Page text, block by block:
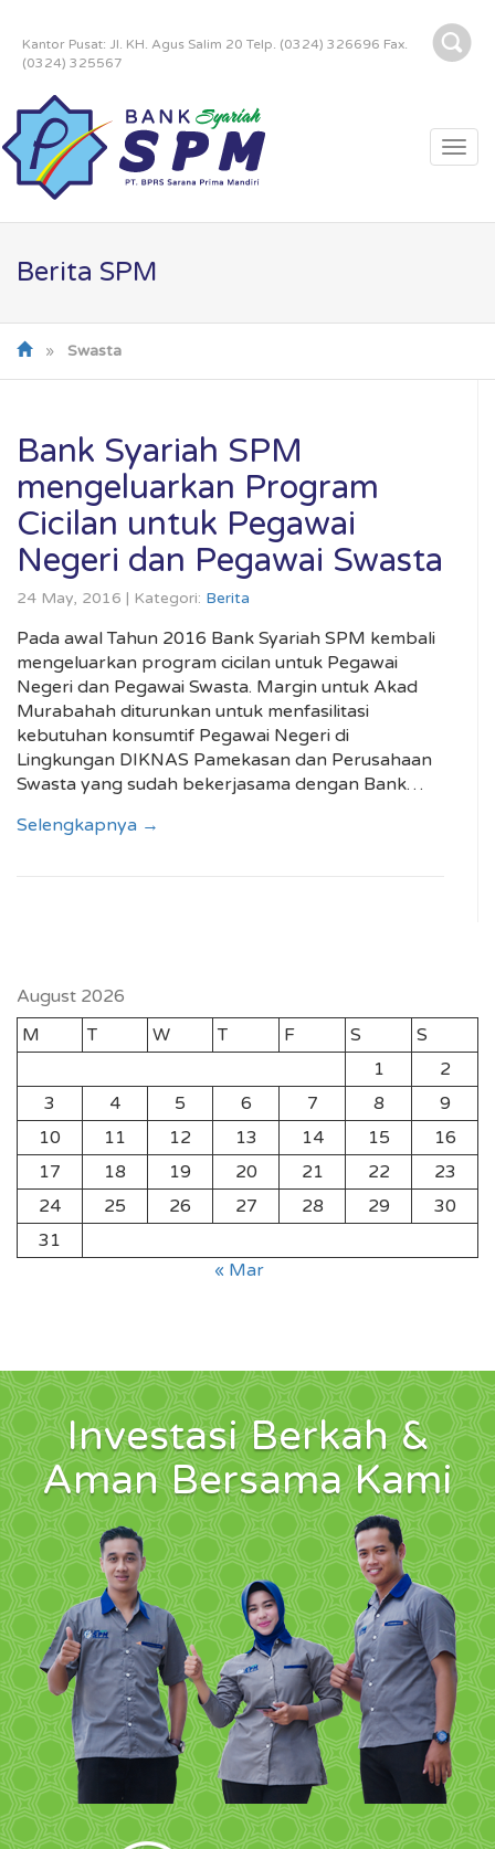
Kantor Pusat: Jl. KH. Agus Salim 20 Telp. (0324) 326696 Fax.
(0324) 325567
Berita SPM
» Swasta
Bank Syariah SPM
mengeluarkan Program
Cicilan untuk Pegawai
Negeri dan Pegawai Swasta
24 May, 2016 | Kategori: Berita
Pada awal Tahun 2016 Bank Syariah SPM kembali
mengeluarkan program cicilan untuk Pegawai
Negeri dan Pegawai Swasta. Margin untuk Akad
Murabahah diturunkan untuk menfasilitasi
kebutuhan konsumtif Pegawai Negeri di
Lingkungan DIKNAS Pamekasan dan Perusahaan
Swasta yang sudah bekerjasama dengan Bank…
Selengkapnya →
August 2026
M
T W T F S
S
1
2
3
4 5 6 7 8
9
10
11 12 13 14 15
16
17
18 19 20 21 22
23
24
25 26 27 28 29
30
31
« Mar
Investasi Berkah &
Aman Bersama Kami